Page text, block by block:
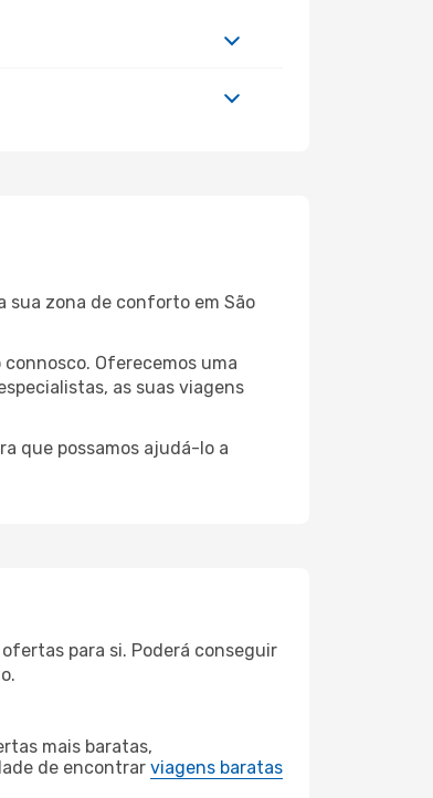
sua zona de conforto em São
Oferecemos uma
as suas viagens
que possamos ajudá-lo a
para si. Poderá conseguir
mais baratas,
de encontrar viagens baratas